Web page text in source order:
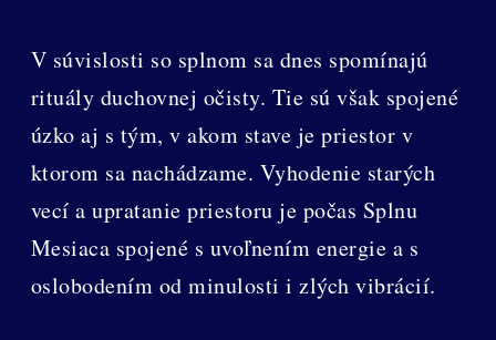
V súvislosti so splnom sa dnes spomínajú
rituály duchovnej očisty. Tie sú však spojené
úzko aj s tým, v akom stave je priestor v
ktorom sa nachádzame. Vyhodenie starých
vecí a upratanie priestoru je počas Splnu
Mesiaca spojené s uvoľnením energie a s
oslobodením od minulosti i zlých vibrácií.